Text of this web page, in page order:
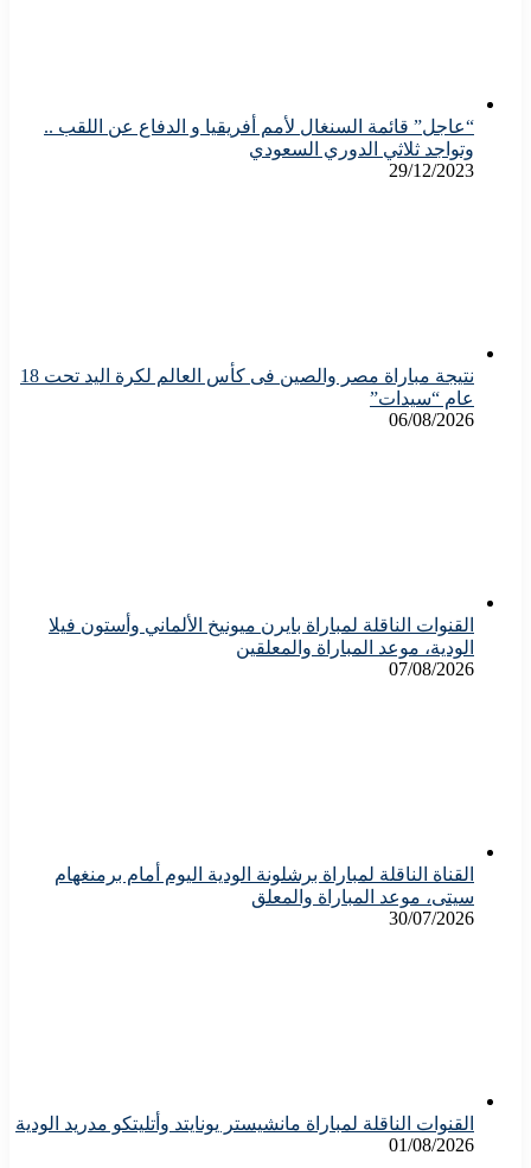
“عاجل” قائمة السنغال لأمم أفريقيا و الدفاع عن اللقب ..
وتواجد ثلاثي الدوري السعودي
29/12/2023
نتيجة مباراة مصر والصين فى كأس العالم لكرة اليد تحت 18
عام “سيدات”
06/08/2026
القنوات الناقلة لمباراة بايرن ميونيخ الألماني وأستون فيلا
الودية، موعد المباراة والمعلقين
07/08/2026
القناة الناقلة لمباراة برشلونة الودية اليوم أمام برمنغهام
سيتى، موعد المباراة والمعلق
30/07/2026
القنوات الناقلة لمباراة مانشيستر يونايتد وأتليتكو مدريد الودية
01/08/2026